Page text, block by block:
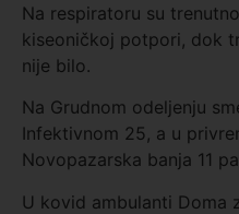
Na respiratoru su
kiseoničkoj potpori, dok
nije bilo.
Na Grudnom odeljenju
Infektivnom 25, a u
Novopazarska banja 11
U kovid ambulanti Doma